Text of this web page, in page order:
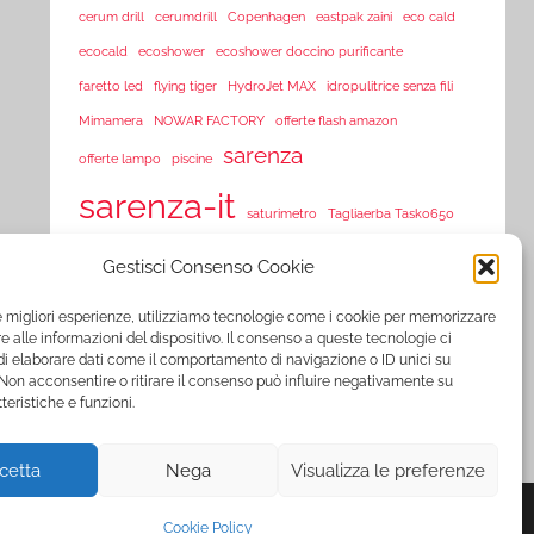
Gestisci Consenso Cookie
migliori esperienze, utilizziamo tecnologie come i cookie per memorizzare
alle informazioni del dispositivo. Il consenso a queste tecnologie ci
elaborare dati come il comportamento di navigazione o ID unici su
acconsentire o ritirare il consenso può influire negativamente su
e funzioni.
Nega Visualizza le preferenze
Cookie Policy
cerum drill cerumdrill Copenhagen eastpak zaini eco cald
ecocald ecoshower ecoshower doccino purificante
faretto led flying tiger HydroJet MAX idropulitrice senza fili
Mimamera NOWAR FACTORY offerte flash amazon
offerte lampo piscine sarenza
sarenza-it saturimetro Tagliaerba Tasko650
www.sarenza.it www.vente-privee.com
www.vente-privee.it xl-s medical YNOT zooplus ZSonic